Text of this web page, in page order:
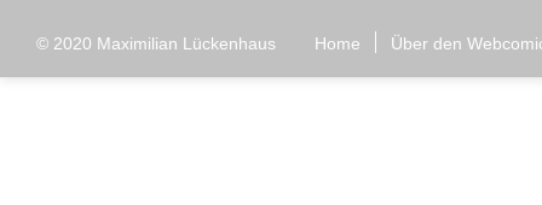
© 2020 Maximilian Lückenhaus Home Über den